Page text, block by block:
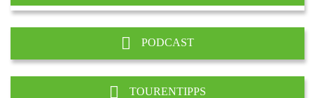
PODCAST
TOURENTIPPS